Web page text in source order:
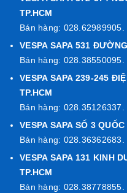
Hoàn hảo cho phong
Không chỉ bảo vệ, chiếc
người đội thể hiện gu thẩm
dạo phố hay du lịch, mũ
Thiết kế ôm đầu vừa vặn,
dàng kết hợp cùng trang
TP.HCM
Bán hàng:
VESPA SAPA 531
Bán hàng:
VESPA SAPA 239-245
TP.HCM
Bán hàng:
VESPA SAPA SỐ 3
Bán hàng:
VESPA SAPA 131 KINH
TP.HCM
Bán hàng: